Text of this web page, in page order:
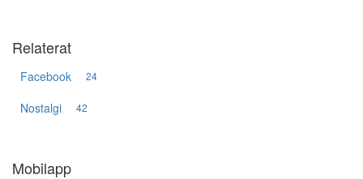
Relaterat
Facebook 24
Nostalgi 42
Mobilapp